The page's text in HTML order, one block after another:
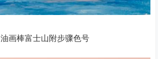
油画棒富士山附步骤色号